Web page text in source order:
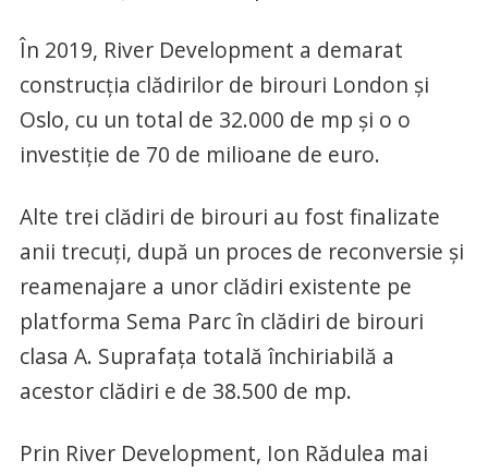
În 2019, River Development a demarat
construcția clădirilor de birouri London și
Oslo, cu un total de 32.000 de mp și o o
investiție de 70 de milioane de euro.
Alte trei clădiri de birouri au fost finalizate
anii trecuți, după un proces de reconversie și
reamenajare a unor clădiri existente pe
platforma Sema Parc în clădiri de birouri
clasa A. Suprafața totală închiriabilă a
acestor clădiri e de 38.500 de mp.
Prin River Development, Ion Rădulea mai